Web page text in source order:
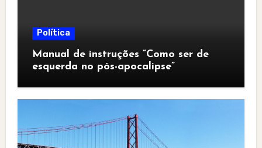
Política
Manual de instruções “Como ser de
esquerda no pós-apocalipse”